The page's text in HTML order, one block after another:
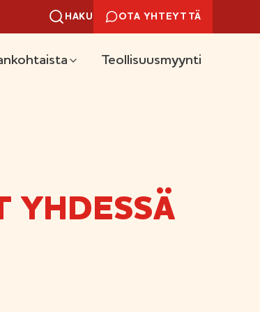
HAKU OTA YHTEYTTÄ
Teollisuusmyynti
YHDESSÄ